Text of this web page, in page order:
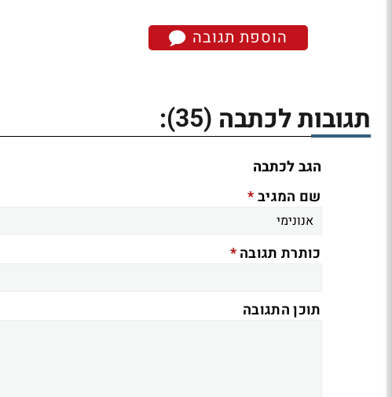
הוספת תגובה
תגובות לכתבה (35)
:
הגב לכתבה
שם המגיב*
כותרת תגובה*
תוכן התגובה